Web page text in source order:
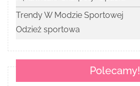
Trendy W Modzie Sportowej
Odzież sportowa
Polecamy!